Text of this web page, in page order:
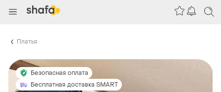
Платья
Безопасная оплата
Бесплатная доставка SMART